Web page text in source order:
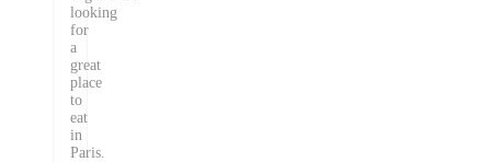
looking
for
a
great
place
to
eat
in
Paris.